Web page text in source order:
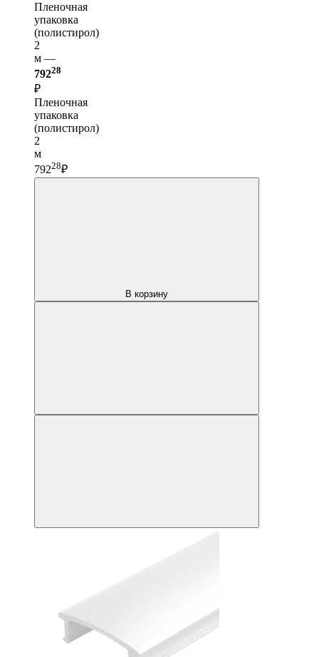
Пленочная
упаковка
(полистирол)
2
м —
79228
₽
Пленочная
упаковка
(полистирол)
2
м
79228₽
В корзину